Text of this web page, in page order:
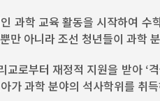
과학 교육 활동을 시작하여 수
아니라 조선 청년들이 과학
로부터 재정적 지원을 받아 ‘
가 과학 분야의 석사학위를 취